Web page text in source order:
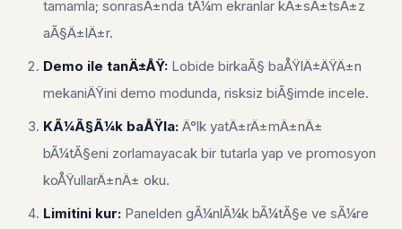
tamamla; sonrasÄ±nda tÃ¼m ekranlar kÄ±sÄ±tsÄ±z
aÃ§Ä±lÄ±r.
Demo ile tanÄ±ÅŸ: Lobide birkaÃ§ baÅŸlÄ±ÄŸÄ±n
mekaniÄŸini demo modunda, risksiz biÃ§imde incele.
KÃ¼Ã§Ã¼k baÅŸla: Ä°lk yatÄ±rÄ±mÄ±nÄ±
bÃ¼tÃ§eni zorlamayacak bir tutarla yap ve promosyon
koÅŸullarÄ±nÄ± oku.
Limitini kur: Panelden gÃ¼nlÃ¼k bÃ¼tÃ§e ve sÃ¼re